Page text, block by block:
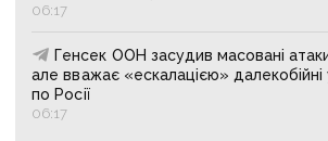
06:17
Генсек ООН засудив масовані
але вважає «ескалацією» далекобійні
по Росії
06:17